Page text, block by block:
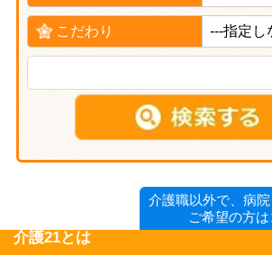
こだわり
介護職以外で、病
ご希望の方は
介護21とは